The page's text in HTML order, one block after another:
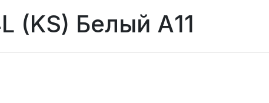
(KS) Белый А11